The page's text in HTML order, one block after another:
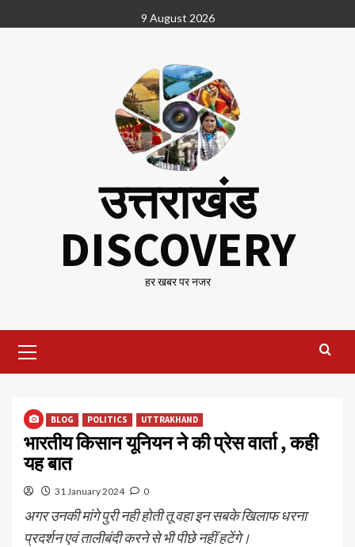
to
9 August 2026
उत्तराखंड
DISCOVERY
हर खबर पर नजर
Menu
BLOG POLITICS UTTRAKHAND
भारतीय किसान यूनियन ने की प्रेस वार्ता , कही
यह बात
31 January 2024 0
अगर उनकी मांगे पुरी नही होती तू वहा इन सबके खिलाफ धरना
प्रदर्शन एवं तालीबंदी करने से भी पीछे नहीं हटेंगे।